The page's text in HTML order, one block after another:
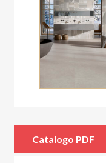
Catalogo PDF